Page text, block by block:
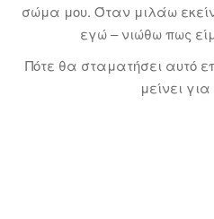
σώμα μου. Όταν μιλάω
εγώ – νιώθω πως
Πότε θα σταματήσει αυτό
μείνει